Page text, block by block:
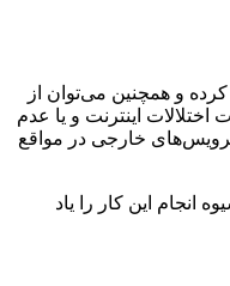
و همچنین می‌توان از
اینترنت و یا عدم
خارجی در مواقع
انجام این کار را یاد